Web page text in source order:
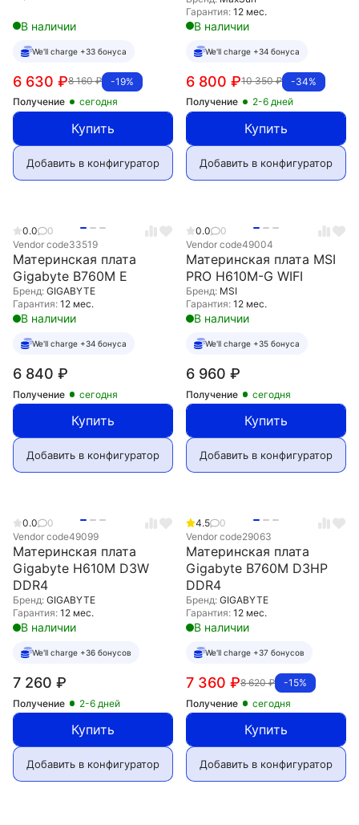
В наличии
We'll charge +33 бонуса
-19%
8 160₽
6 630 ₽
Получение сегодня
Купить
Добавить в конфигуратор
Гарантия: 12 мес.
В наличии
We'll charge +34 бонуса
-34%
10 350₽
6 800 ₽
Получение 2-6 дней
Купить
Добавить в конфигуратор
0.0
0
Vendor code33519
Материнская плата
Gigabyte B760M E
Бренд: GIGABYTE
Гарантия: 12 мес.
В наличии
We'll charge +34 бонуса
6 840 ₽
Получение сегодня
Купить
Добавить в конфигуратор
0.0
0
Vendor code49004
Материнская плата MSI
PRO H610M-G WIFI
Бренд: MSI
Гарантия: 12 мес.
В наличии
We'll charge +35 бонуса
6 960 ₽
Получение сегодня
Купить
Добавить в конфигуратор
0.0
0
Vendor code49099
Материнская плата
Gigabyte H610M D3W
DDR4
Бренд: GIGABYTE
Гарантия: 12 мес.
В наличии
We'll charge +36 бонусов
7 260 ₽
Получение 2-6 дней
Купить
Добавить в конфигуратор
4.5
0
Vendor code29063
Материнская плата
Gigabyte B760M D3HP
DDR4
Бренд: GIGABYTE
Гарантия: 12 мес.
В наличии
We'll charge +37 бонусов
-15%
8 620₽
7 360 ₽
Получение сегодня
Купить
Добавить в конфигуратор